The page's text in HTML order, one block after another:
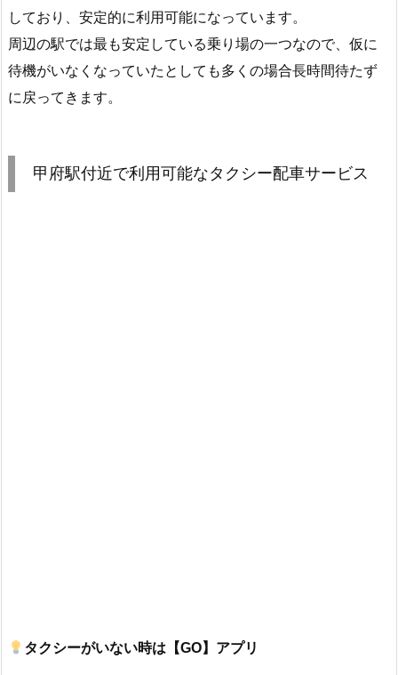
しており、安定的に利用可能になっています。
周辺の駅では最も安定している乗り場の一つなので、仮に
待機がいなくなっていたとしても多くの場合長時間待たず
に戻ってきます。
甲府駅付近で利用可能なタクシー配車サービス
タクシーがいない時は【GO】アプリ